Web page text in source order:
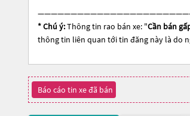
* Chú ý:Thông tin rao bán xe: "Cần bán
thông tin liên quan tới tin đăng này là do
Báo cáo tin xe đã bán